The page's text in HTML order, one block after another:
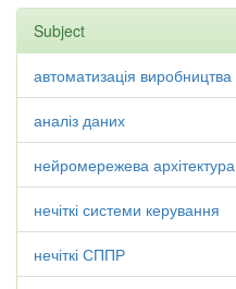
Subject
автоматизація виробництва
аналіз даних
нейромережева архітектура
нечіткі системи керування
нечіткі СППР